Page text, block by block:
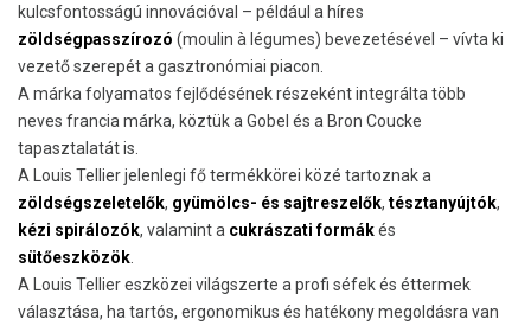
kulcsfontosságú innovációval – például a híres
zöldségpasszírozó (moulin à légumes) bevezetésével – vívta ki
vezető szerepét a gasztronómiai piacon.
A márka folyamatos fejlődésének részeként integrálta több
neves francia márka, köztük a Gobel és a Bron Coucke
tapasztalatát is.
A Louis Tellier jelenlegi fő termékkörei közé tartoznak a
zöldségszeletelők, gyümölcs- és sajtreszelők, tésztanyújtók,
kézi spirálozók, valamint a cukrászati formákés
sütőeszközök
A Louis Tellier eszközei világszerte a profi séfek és éttermek
választása, ha tartós, ergonomikus és hatékony megoldásra van